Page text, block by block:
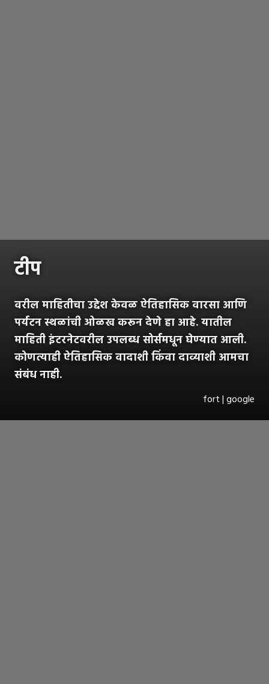
टीप
वरील माहितीचा उद्देश केवळ ऐतिहासिक वारसा आणि
पर्यटन स्थळांची ओळख करून देणे हा आहे. यातील
माहिती इंटरनेटवरील उपलब्ध सोर्समधून घेण्यात आली.
कोणत्याही ऐतिहासिक वादाशी किंवा दाव्याशी आमचा
संबंध नाही.
fort | google